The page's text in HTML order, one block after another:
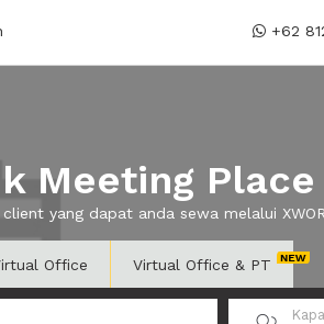
+62
Meeting
yang dapat anda sewa melalui
Office Virtual Office & PT